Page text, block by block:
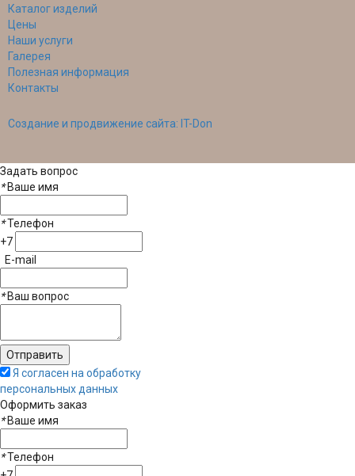
Каталог изделий
Цены
Наши услуги
Галерея
Полезная информация
Контакты
Создание и продвижение сайта: IT-Don
Задать вопрос
*Ваше имя
*Телефон
+7
E-mail
*Ваш вопрос
Я согласен на обработку
персональных данных
Оформить заказ
*Ваше имя
*Телефон